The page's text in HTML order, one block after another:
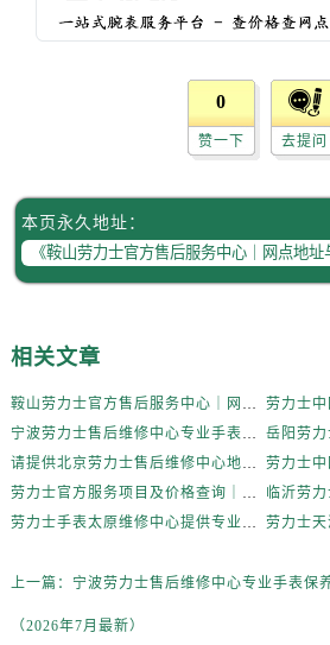
0
赞一下 去提问
本页永久地址：
相关文章
上一篇： 宁波劳力士售后维修中心专业手表保
（2026年7月最新）